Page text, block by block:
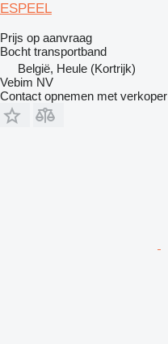
ESPEEL
Prijs op aanvraag
Bocht transportband
België, Heule (Kortrijk)
Vebim NV
Contact opnemen met verkoper